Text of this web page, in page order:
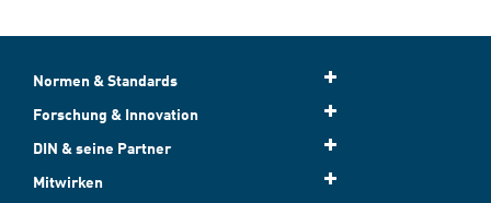
Normen & Standards
Forschung & Innovation
DIN & seine Partner
Mitwirken